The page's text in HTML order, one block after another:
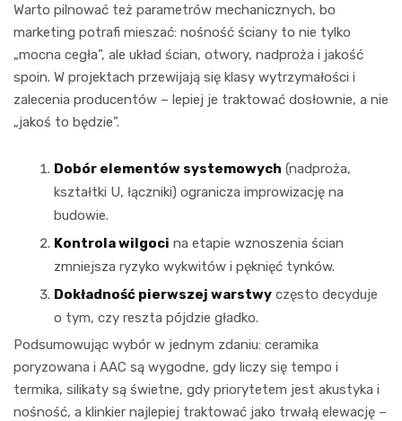
Warto pilnować też parametrów mechanicznych, bo
marketing potrafi mieszać: nośność ściany to nie tylko
„mocna cegła”, ale układ ścian, otwory, nadproża i jakość
spoin. W projektach przewijają się klasy wytrzymałości i
zalecenia producentów – lepiej je traktować dosłownie, a nie
„jakoś to będzie”.
Dobór elementów systemowych (nadproża,
kształtki U, łączniki) ogranicza improwizację na
budowie.
Kontrola wilgoci na etapie wznoszenia ścian
zmniejsza ryzyko wykwitów i pęknięć tynków.
Dokładność pierwszej warstwy często decyduje
o tym, czy reszta pójdzie gładko.
Podsumowując wybór w jednym zdaniu: ceramika
poryzowana i AAC są wygodne, gdy liczy się tempo i
termika, silikaty są świetne, gdy priorytetem jest akustyka i
nośność, a klinkier najlepiej traktować jako trwałą elewację –